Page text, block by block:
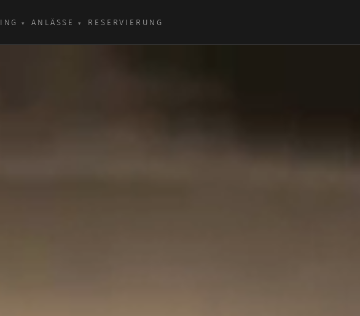
▾ ANLÄSSE ▾ RESERVIERUNG